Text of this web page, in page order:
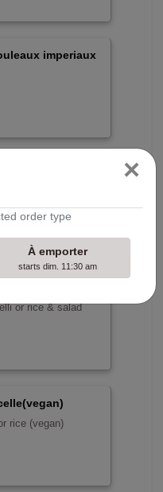
×
order type
À emporter
starts dim. 11:30 am
imperiaux
with vermicelli or
or rice & salad
rice (vegan)